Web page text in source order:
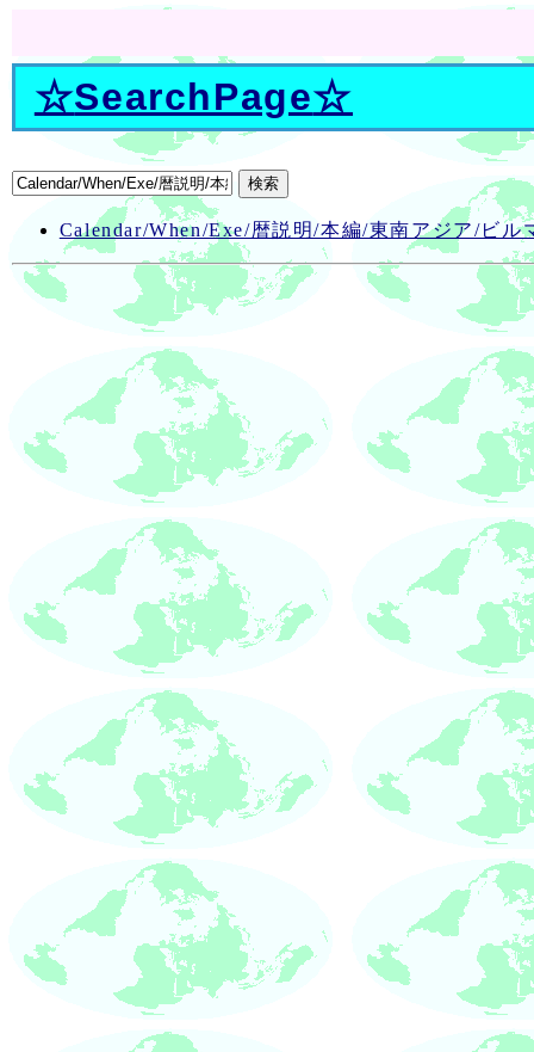
☆SearchPage☆
Calendar/When/Exe/暦説明/本編/東南アジア/ビル